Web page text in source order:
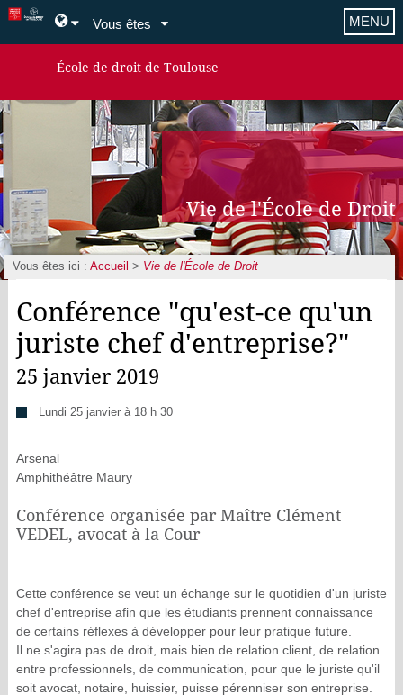
Vous êtes
École de droit de Toulouse
MENU
Vie de l'École de Droit
Vous êtes ici :Accueil > Vie de l'École de Droit
Conférence "qu'est-ce qu'un
juriste chef d'entreprise?"
25 janvier 2019
Lundi 25 janvier à 18 h 30
Arsenal
Amphithéâtre Maury
Conférence organisée par Maître Clément
VEDEL, avocat à la Cour
Cette conférence se veut un échange sur le quotidien d'un juriste
chef d'entreprise afin que les étudiants prennent connaissance
de certains réflexes à développer pour leur pratique future.
Il ne s'agira pas de droit, mais bien de relation client, de relation
entre professionnels, de communication, pour que le juriste qu'il
soit avocat, notaire, huissier, puisse pérenniser son entreprise